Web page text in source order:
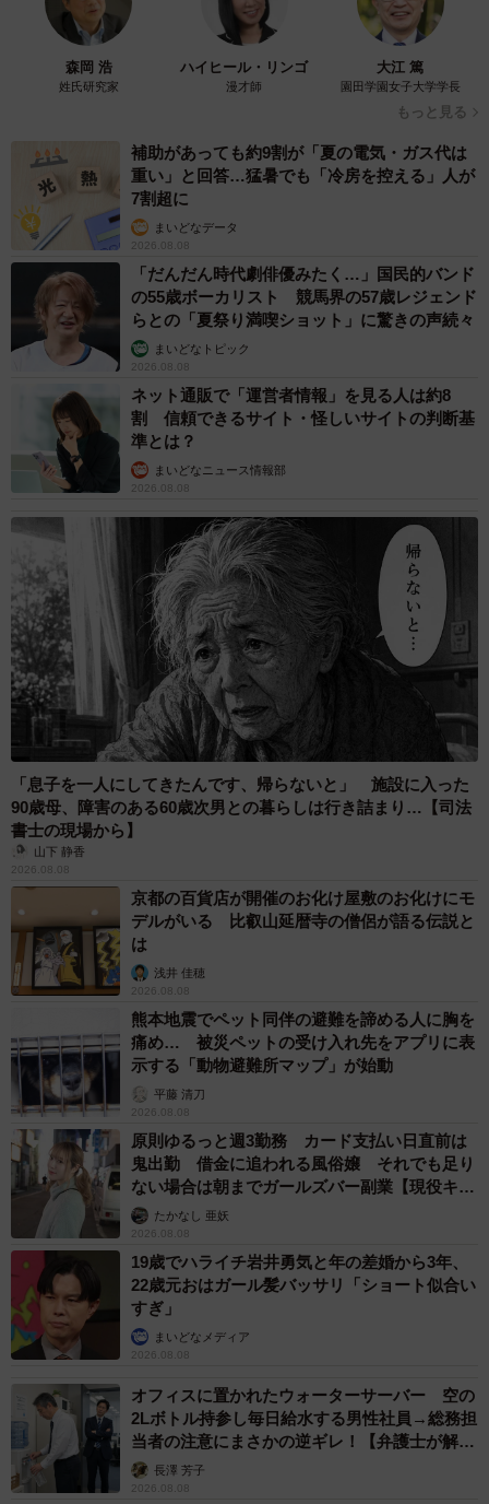
森岡 浩
姓氏研究家
ハイヒール・リンゴ
漫才師
大江 篤
園田学園女子大学学長
もっと見る
補助があっても約9割が「夏の電気・ガス代は
重い」と回答…猛暑でも「冷房を控える」人が
7割超に
まいどなデータ
2026.08.08
「だんだん時代劇俳優みたく…」国民的バンド
の55歳ボーカリスト 競馬界の57歳レジェンド
らとの「夏祭り満喫ショット」に驚きの声続々
まいどなトピック
2026.08.08
ネット通販で「運営者情報」を見る人は約8
割 信頼できるサイト・怪しいサイトの判断基
準とは？
まいどなニュース情報部
2026.08.08
「息子を一人にしてきたんです、帰らないと」 施設に入った
90歳母、障害のある60歳次男との暮らしは行き詰まり…【司法
書士の現場から】
山下 静香
2026.08.08
京都の百貨店が開催のお化け屋敷のお化けにモ
デルがいる 比叡山延暦寺の僧侶が語る伝説と
は
浅井 佳穂
2026.08.08
熊本地震でペット同伴の避難を諦める人に胸を
痛め… 被災ペットの受け入れ先をアプリに表
示する「動物避難所マップ」が始動
平藤 清刀
2026.08.08
原則ゆるっと週3勤務 カード支払い日直前は
鬼出勤 借金に追われる風俗嬢 それでも足り
ない場合は朝までガールズバー副業【現役キャ
ストに取材】
たかなし 亜妖
2026.08.08
19歳でハライチ岩井勇気と年の差婚から3年、
22歳元おはガール髪バッサリ「ショート似合い
すぎ」
まいどなメディア
2026.08.08
オフィスに置かれたウォーターサーバー 空の
2Lボトル持参し毎日給水する男性社員→総務担
当者の注意にまさかの逆ギレ！【弁護士が解
説】長澤 芳子
2026.08.08